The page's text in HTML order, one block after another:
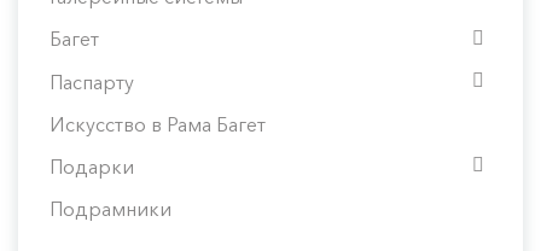
Багет
Паспарту
Искусство в Рама Багет
Подарки
Подрамники